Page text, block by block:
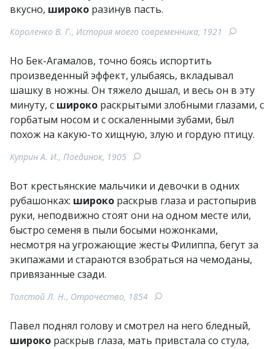
вкусно, широко разинув пасть.
Короленко В. Г., История моего современника, 1921
Но Бек-Агамалов, точно боясь испортить
произведенный эффект, улыбаясь, вкладывал
шашку в ножны. Он тяжело дышал, и весь он в эту
минуту, с широко раскрытыми злобными глазами, с
горбатым носом и с оскаленными зубами, был
похож на какую-то хищную, злую и гордую птицу.
Куприн А. И., Поединок, 1905
Вот крестьянские мальчики и девочки в одних
рубашонках: широко раскрыв глаза и растопырив
руки, неподвижно стоят они на одном месте или,
быстро семеня в пыли босыми ножонками,
несмотря на угрожающие жесты Филиппа, бегут за
экипажами и стараются взобраться на чемоданы,
привязанные сзади.
Толстой Л. Н., Отрочество, 1854
Павел поднял голову и смотрел на него бледный,
широко раскрыв глаза, мать привстала со стула,